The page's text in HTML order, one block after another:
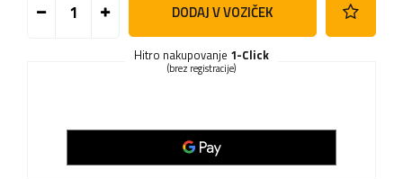
DODAJ V VOZIČEK
Hitro nakupovanje 1-Click
(brez registracije)